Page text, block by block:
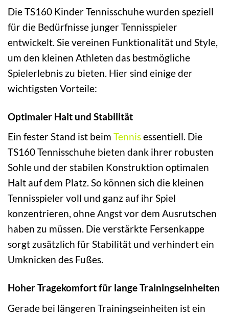
Die TS160 Kinder Tennisschuhe wurden speziell
für die Bedürfnisse junger Tennisspieler
entwickelt. Sie vereinen Funktionalität und Style,
um den kleinen Athleten das bestmögliche
Spielerlebnis zu bieten. Hier sind einige der
wichtigsten Vorteile:
Optimaler Halt und Stabilität
Ein fester Stand ist beim Tennisessentiell. Die
TS160 Tennisschuhe bieten dank ihrer robusten
Sohle und der stabilen Konstruktion optimalen
Halt auf dem Platz. So können sich die kleinen
Tennisspieler voll und ganz auf ihr Spiel
konzentrieren, ohne Angst vor dem Ausrutschen
haben zu müssen. Die verstärkte Fersenkappe
sorgt zusätzlich für Stabilität und verhindert ein
Umknicken des Fußes.
Hoher Tragekomfort für lange Trainingseinheiten
Gerade bei längeren Trainingseinheiten ist ein